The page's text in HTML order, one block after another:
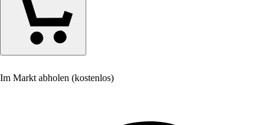
Im Markt abholen (kostenlos)